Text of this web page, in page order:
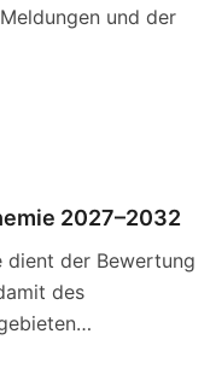
und der
2027–2032
dient der Bewertung
des